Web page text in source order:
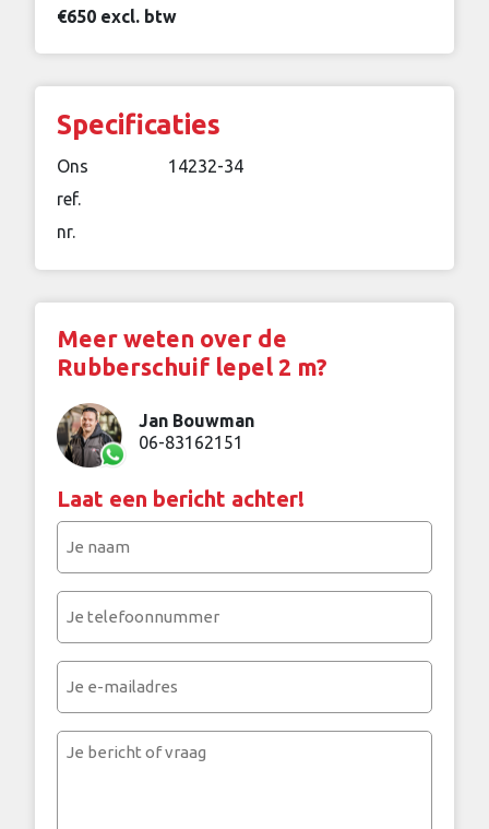
€650 excl. btw
Specificaties
Ons
ref.
nr.
14232-34
Meer weten over de
Rubberschuif lepel 2 m?
Jan Bouwman
06-83162151
Laat een bericht achter!
(Vereist)
(Vereist)
mailadres
Je